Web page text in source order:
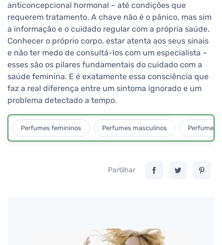
anticoncepcional hormonal – até condições que
requerem tratamento. A chave não é o pânico, mas sim
a informação e o cuidado regular com a própria saúde.
Conhecer o próprio corpo, estar atenta aos seus sinais
e não ter medo de consultá-los com um especialista –
esses são os pilares fundamentais do cuidado com a
saúde feminina. E é exatamente essa consciência que
faz a real diferença entre um sintoma ignorado e um
problema detectado a tempo.
Perfumes femininos Perfumes masculinos Perfumes
Partilhar